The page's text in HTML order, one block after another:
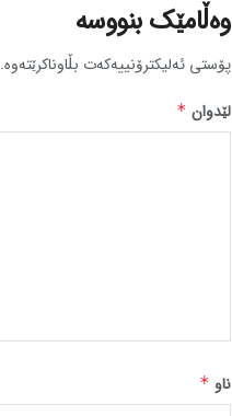
وەڵامێک بنووسە
پۆستی ئەلیکترۆنییەکەت بڵاوناکرێتەوە.
لێدوان *
ناو *